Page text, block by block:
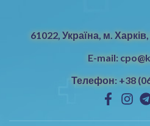
61022, Україна, м.
E-mail:
Телефон: +38